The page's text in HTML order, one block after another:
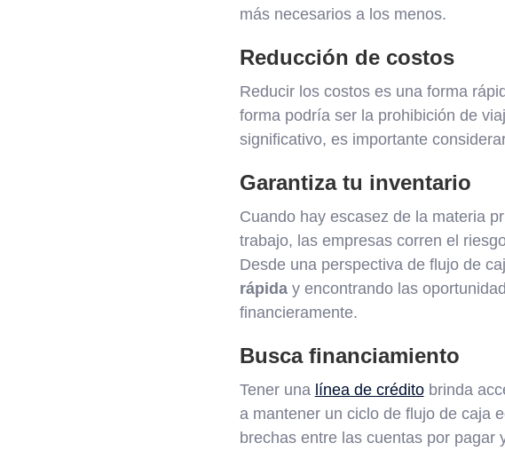
más necesarios a los menos.
Reducción de costos
Reducir los costos es una forma
forma podría ser la prohibición de
significativo, es importante
Garantiza tu inventario
Cuando hay escasez de la materia
trabajo, las empresas corren el
Desde una perspectiva de flujo de
rápiday encontrando las
financieramente.
Busca financiamiento
Tener una línea de créditobrinda
a mantener un ciclo de flujo de caja
brechas entre las cuentas por pagar